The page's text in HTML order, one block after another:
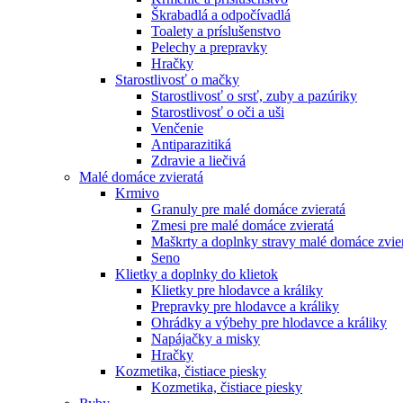
Škrabadlá a odpočívadlá
Toalety а príslušenstvo
Pelechy a prepravky
Hračky
Starostlivosť o mačky
Starostlivosť o srsť, zuby a pazúriky
Starostlivosť o oči a uši
Venčenie
Antiparazitiká
Zdravie a liečivá
Malé domáce zvieratá
Krmivo
Granuly pre malé domáce zvieratá
Zmesi pre malé domáce zvieratá
Maškrty a doplnky stravy malé domáce
Seno
Klietky a doplnky do klietok
Klietky pre hlodavce a králiky
Prepravky pre hlodavce a králiky
Ohrádky a výbehy pre hlodavce a králiky
Napájačky a misky
Hračky
Kozmetika, čistiace piesky
Kozmetika, čistiace piesky